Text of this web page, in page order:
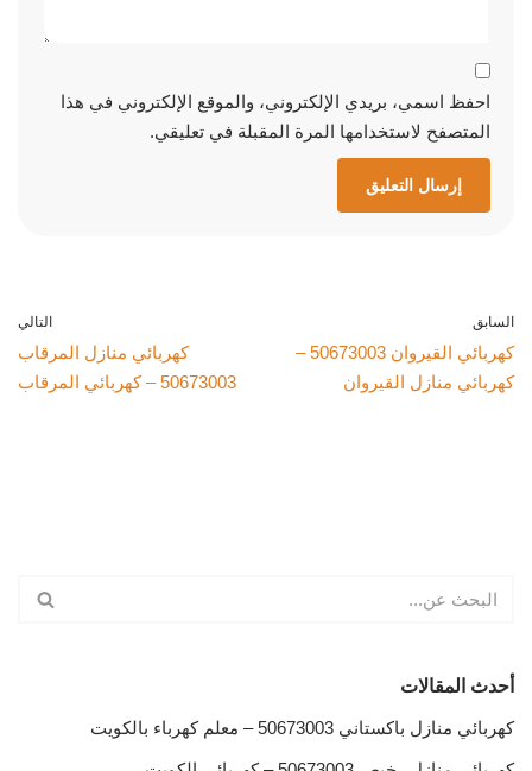
احفظ اسمي، بريدي الإلكتروني، والموقع الإلكتروني في هذا
المتصفح لاستخدامها المرة المقبلة في تعليقي.
السابق
كهربائي القيروان 50673003 –
كهربائي منازل القيروان
التالي
كهربائي منازل المرقاب
50673003 – كهربائي المرقاب
أحدث المقالات
كهربائي منازل باكستاني 50673003 – معلم كهرباء بالكويت